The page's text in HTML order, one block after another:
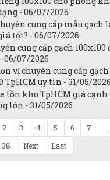
- 06/07/2026
cung cấp mẫu gạch
tốt? - 06/07/2026
cung cấp gạch 100x100
06/07/2026
vị chuyên cung cấp gạch
TpHCM uy tín - 31/05/2026
tồn kho TpHCM giá
lớn - 31/05/2026
2 3 4 5 6 7
38
Next Last